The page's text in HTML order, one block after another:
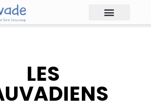
LES